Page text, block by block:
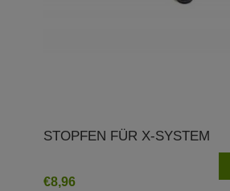
STOPFEN FÜR X-SYSTEM
€8,96